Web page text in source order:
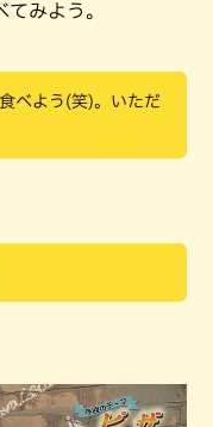
みよう。
べよう(笑)。いただ